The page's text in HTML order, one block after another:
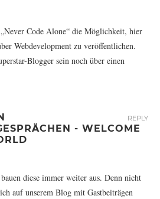
Code Alone“ die Möglichkeit, hier
Webdevelopment zu veröffentlichen.
Blogger sein noch über einen
- WELCOME
diese immer weiter aus. Denn nicht
auf unserem Blog mit Gastbeiträgen
REPLY